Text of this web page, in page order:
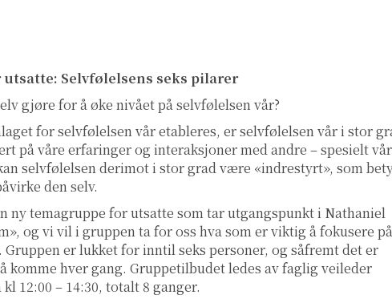
Selvfølelsens seks pilarer
gjøre for å øke nivået på selvfølelsen vår?
for selvfølelsen vår etableres, er selvfølelsen vår i stor
på våre erfaringer og interaksjoner med andre – spesielt
selvfølelsen derimot i stor grad være «indrestyrt», som
den selv.
ny temagruppe for utsatte som tar utgangspunkt i Nathaniel
og vi vil i gruppen ta for oss hva som er viktig å fokusere på
er lukket for inntil seks personer, og såfremt det er
hver gang. Gruppetilbudet ledes av faglig veileder
12:00 – 14:30, totalt 8 ganger.